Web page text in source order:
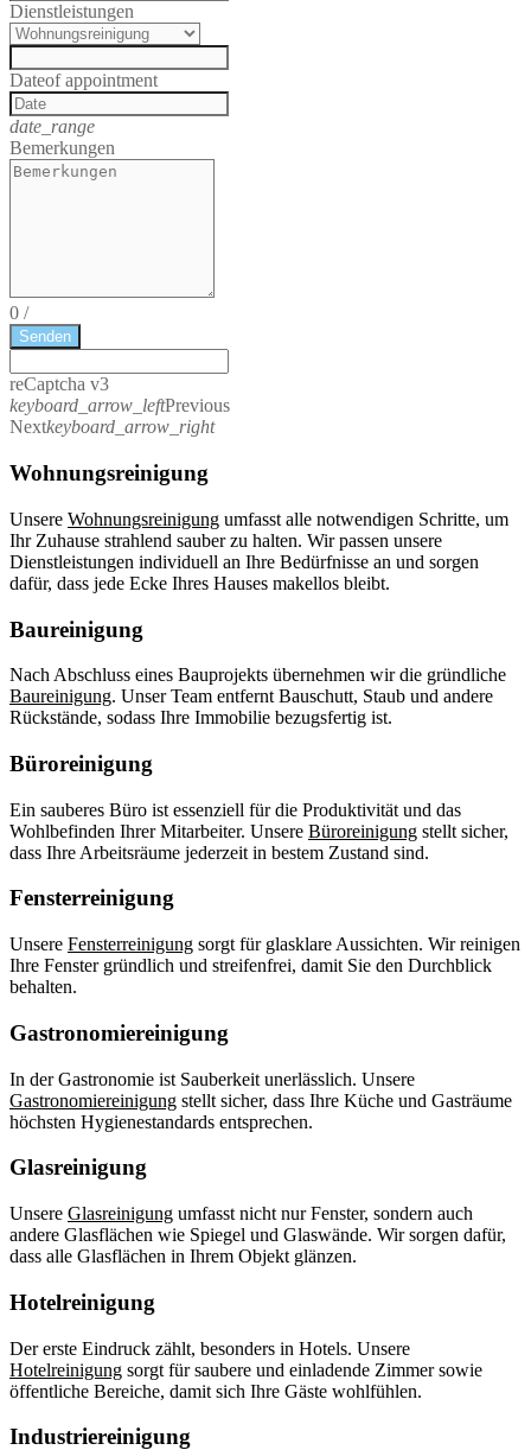
Dienstleistungen
Dateof appointment
date_range
Bemerkungen
0 /
Senden
reCaptcha v3
keyboard_arrow_leftPrevious
Nextkeyboard_arrow_right
Wohnungsreinigung
Unsere Wohnungsreinigung umfasst alle notwendigen Schritte, um
Ihr Zuhause strahlend sauber zu halten. Wir passen unsere
Dienstleistungen individuell an Ihre Bedürfnisse an und sorgen
dafür, dass jede Ecke Ihres Hauses makellos bleibt.
Baureinigung
Nach Abschluss eines Bauprojekts übernehmen wir die gründliche
Baureinigung. Unser Team entfernt Bauschutt, Staub und andere
Rückstände, sodass Ihre Immobilie bezugsfertig ist.
Büroreinigung
Ein sauberes Büro ist essenziell für die Produktivität und das
Wohlbefinden Ihrer Mitarbeiter. Unsere Büroreinigung stellt sicher,
dass Ihre Arbeitsräume jederzeit in bestem Zustand sind.
Fensterreinigung
Unsere Fensterreinigung sorgt für glasklare Aussichten. Wir reinigen
Ihre Fenster gründlich und streifenfrei, damit Sie den Durchblick
behalten.
Gastronomiereinigung
In der Gastronomie ist Sauberkeit unerlässlich. Unsere
Gastronomiereinigung stellt sicher, dass Ihre Küche und Gasträume
höchsten Hygienestandards entsprechen.
Glasreinigung
Unsere Glasreinigung umfasst nicht nur Fenster, sondern auch
andere Glasflächen wie Spiegel und Glaswände. Wir sorgen dafür,
dass alle Glasflächen in Ihrem Objekt glänzen.
Hotelreinigung
Der erste Eindruck zählt, besonders in Hotels. Unsere
Hotelreinigung sorgt für saubere und einladende Zimmer sowie
öffentliche Bereiche, damit sich Ihre Gäste wohlfühlen.
Industriereinigung